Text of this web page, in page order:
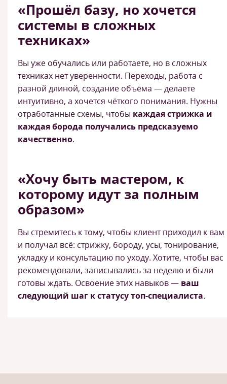
«Прошёл базу, но хочется
системы в сложных
техниках»
Вы уже обучались или работаете, но в сложных
техниках нет уверенности. Переходы, работа с
разной длиной, создание объёма — делаете
интуитивно, а хочется чёткого понимания. Нужны
отработанные схемы, чтобы каждая стрижка и
каждая борода получались предсказуемо
качественно.
«Хочу быть мастером, к
которому идут за полным
образом»
Вы стремитесь к тому, чтобы клиент приходил к вам
и получал всё: стрижку, бороду, усы, тонирование,
укладку и консультацию по уходу. Хотите, чтобы вас
рекомендовали, записывались за неделю и были
готовы ждать. Освоение этих навыков — ваш
следующий шаг к статусу топ-специалиста.